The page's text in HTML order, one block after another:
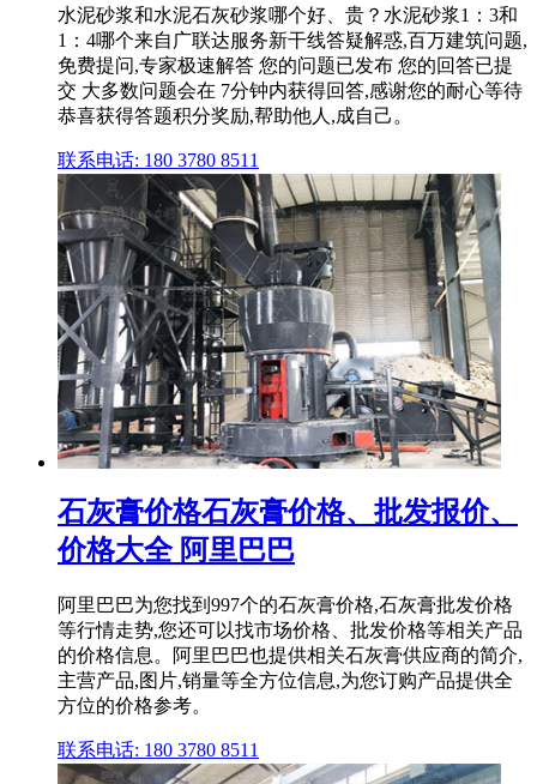
水泥砂浆和水泥石灰砂浆哪个好、贵？水泥砂浆1：3和
1：4哪个来自广联达服务新干线答疑解惑,百万建筑问题,
免费提问,专家极速解答 您的问题已发布 您的回答已提
交 大多数问题会在 7分钟内获得回答,感谢您的耐心等待
恭喜获得答题积分奖励,帮助他人,成自己。
联系电话: 180 3780 8511
石灰膏价格石灰膏价格、批发报价、
价格大全 阿里巴巴
阿里巴巴为您找到997个的石灰膏价格,石灰膏批发价格
等行情走势,您还可以找市场价格、批发价格等相关产品
的价格信息。阿里巴巴也提供相关石灰膏供应商的简介,
主营产品,图片,销量等全方位信息,为您订购产品提供全
方位的价格参考。
联系电话: 180 3780 8511